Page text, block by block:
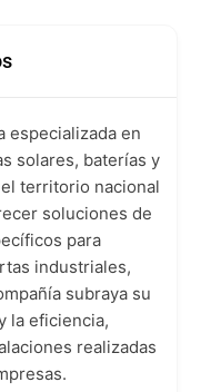
especializada en
solares, baterías y
territorio nacional
soluciones de
para
industriales,
subraya su
la eficiencia,
realizadas